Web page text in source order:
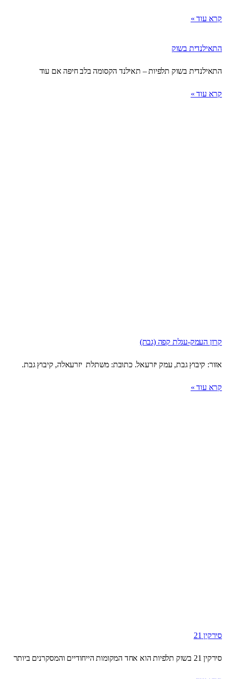
קרא עוד »
התאילנדית בשוק
התאילנדית בשוק תלפיות – תאילנד הקסומה בלב חיפה אם עוד
קרא עוד »
קרון העמק-עגלת קפה (גבת)
אזור: קיבוץ גבת, עמק יזרעאל. כתובת: משתלת יזרעאלה, קיבוץ גבת.
קרא עוד »
סירקין 21
סירקין 21 בשוק תלפיות הוא אחד המקומות הייחודיים והמסקרנים ביותר